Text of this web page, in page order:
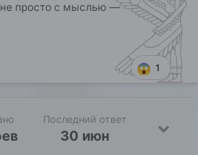
просто с мыслью —
1
Последний ответ
30 июн